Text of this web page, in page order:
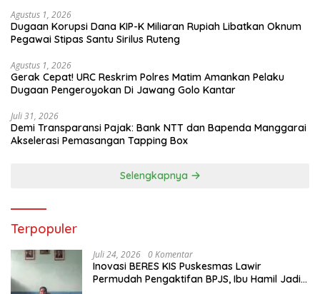
Agustus 1, 2026
Dugaan Korupsi Dana KIP-K Miliaran Rupiah Libatkan Oknum
Pegawai Stipas Santu Sirilus Ruteng
Agustus 1, 2026
Gerak Cepat! URC Reskrim Polres Matim Amankan Pelaku
Dugaan Pengeroyokan Di Jawang Golo Kantar
Juli 31, 2026
​Demi Transparansi Pajak: Bank NTT dan Bapenda Manggarai
Akselerasi Pemasangan Tapping Box
Selengkapnya
Terpopuler
Juli 24, 2026 0 Komentar
Inovasi BERES KIS Puskesmas Lawir
Permudah Pengaktifan BPJS, Ibu Hamil Jadi